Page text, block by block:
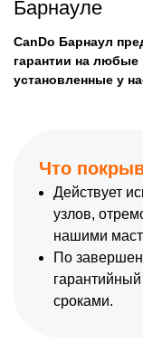
Барнауле
CanDo Барнаул
гарантии на любые
установленные у
Что
Действует
узлов,
нашими
По
сроками.